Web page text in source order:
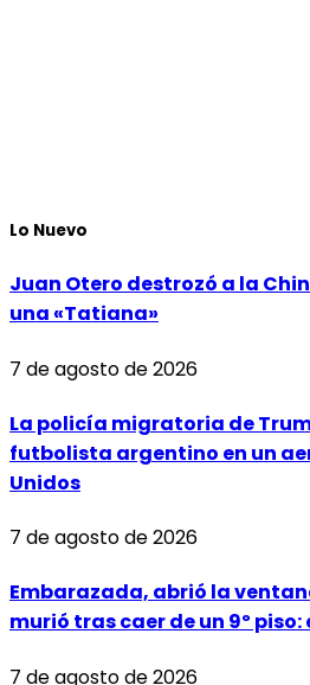
Lo Nuevo
Juan Otero destrozó a la
una «Tatiana»
7 de agosto de 2026
La policía migratoria de
futbolista argentino en un
Unidos
7 de agosto de 2026
Embarazada, abrió la
murió tras caer de un 9º piso:
7 de agosto de 2026